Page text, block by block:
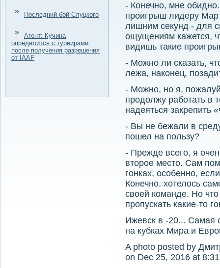
Последний бой Слуцкого
Агент: Кучина
определится с турнирами
после получения разрешения
от IAAF
- Конечно, мне
проигрыш лидеру
лишним секунд - для
ощущениям кажется,
видишь такие
- Можно ли сказать,
лежа, наконец,
- Можно, но я,
продолжу работать в
надеяться закрепить
- Вы не бежали в
пошел на пользу?
- Прежде всего, я
второе место. Сам
гонках, особенно,
Конечно, хотелось
своей команде. Но
пропускать какие-то
Ижевск в -20... Самая
на кубках Мира и
A photo posted by
on Dec 25, 2016 at